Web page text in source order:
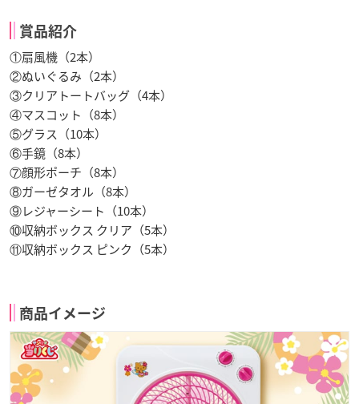
賞品紹介
①扇風機（2本）
②ぬいぐるみ（2本）
③クリアトートバッグ（4本）
④マスコット（8本）
⑤グラス（10本）
⑥手鏡（8本）
⑦顔形ポーチ（8本）
⑧ガーゼタオル（8本）
⑨レジャーシート（10本）
⑩収納ボックス クリア（5本）
⑪収納ボックス ピンク（5本）
商品イメージ